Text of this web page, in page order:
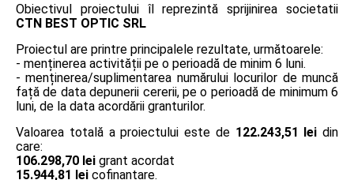
Obiectivul proiectului îl reprezintă sprijinirea societatii
CTN BEST OPTIC SRL
Proiectul are printre principalele rezultate, următoarele:
- menținerea activității pe o perioadă de minim 6 luni.
- menținerea/suplimentarea numărului locurilor de muncă
față de data depunerii cererii, pe o perioadă de minimum 6
luni, de la data acordării granturilor.
Valoarea totală a proiectului este de 122.243,51 lei din
care:
106.298,70 lei grant acordat
15.944,81 lei cofinanțare.